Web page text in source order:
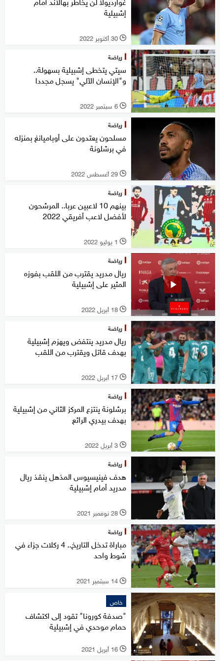
إشبيلية
l 30 أكتوبر 2022
رياضة
سيتي يتخطى إشبيلية بسهولة..
و"الإنسان الآلي" يسجل مجددا
l 6 سبتمبر 2022
رياضة
مسلحون يعتدون على أوباميانغ بمنزله
في برشلونة
l 29 أغسطس 2022
رياضة
بينهم 10 لاعبين عربا.. المرشحون
لأفضل لاعب أفريقي 2022
l 1 يوليو 2022
رياضة
ريال مدريد يقترب من اللقب بفوزه
المثير على إشبيلية
l 18 أبريل 2022
رياضة
ريال مدريد ينتفض ويهزم إشبيلية
بهدف قاتل ويقترب من اللقب
l 17 أبريل 2022
رياضة
برشلونة ينتزع المركز الثاني من إشبيلية
بهدف بيدري الرائع
l 3 أبريل 2022
رياضة
هدف فينيسيوس المذهل ينقذ ريال
مدريد أمام إشبيلية
l 28 نوفمبر 2021
رياضة
مباراة تدخل التاريخ.. 4 ركلات جزاء في
شوط واحد
l 14 سبتمبر 2021
خاص
"صدفة كورونا" تقود إلى اكتشاف
حمام موحدي في إشبيلية
l 16 أبريل 2021